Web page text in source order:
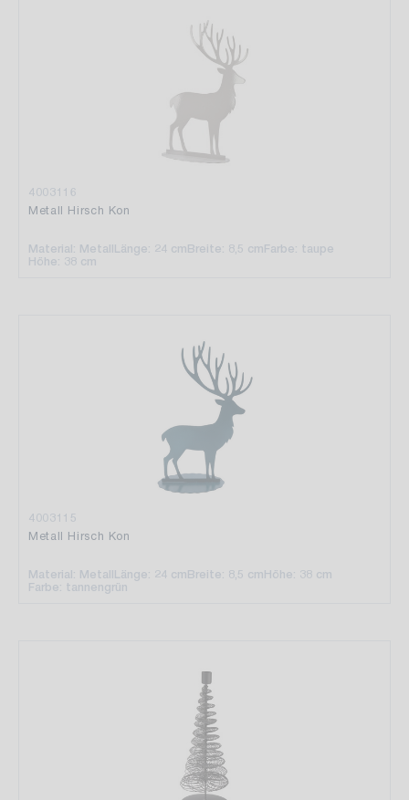
4003116
Metall Hirsch Kon
Material: MetallLänge: 24 cmBreite: 8,5 cmFarbe: taupe
Höhe: 38 cm
4003115
Metall Hirsch Kon
Material: MetallLänge: 24 cmBreite: 8,5 cmHöhe: 38 cm
Farbe: tannengrün